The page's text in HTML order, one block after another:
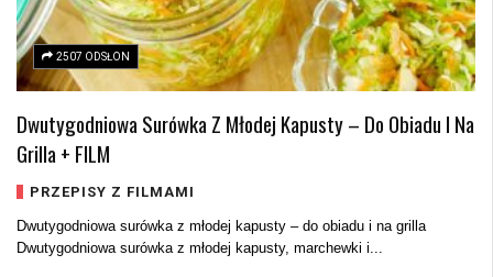
2507 ODSŁON
Dwutygodniowa Surówka Z Młodej Kapusty – Do Obiadu I Na
Grilla + FILM
PRZEPISY Z FILMAMI
Dwutygodniowa surówka z młodej kapusty – do obiadu i na grilla
Dwutygodniowa surówka z młodej kapusty, marchewki i...